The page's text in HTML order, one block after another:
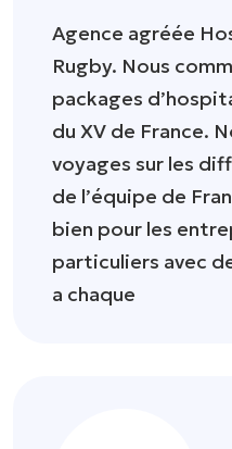
Agence agréée
Rugby. Nous
packages
du XV de France.
voyages sur les
de l’équipe de
bien pour les
particuliers avec
a chaque